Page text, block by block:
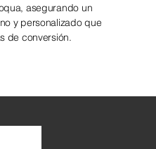
asegurando un
y personalizado que
de conversión.